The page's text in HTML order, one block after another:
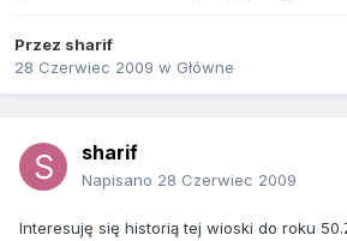
Przez sharif
28 Czerwiec 2009 w Główne
sharif
Napisano 28 Czerwiec 2009
Interesuję się historią tej wioski do roku